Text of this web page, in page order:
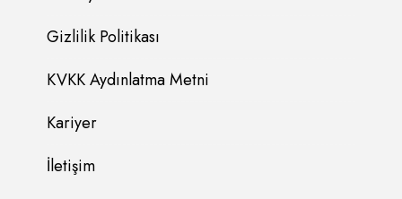
Gizlilik Politikası
KVKK Aydınlatma Metni
Kariyer
İletişim